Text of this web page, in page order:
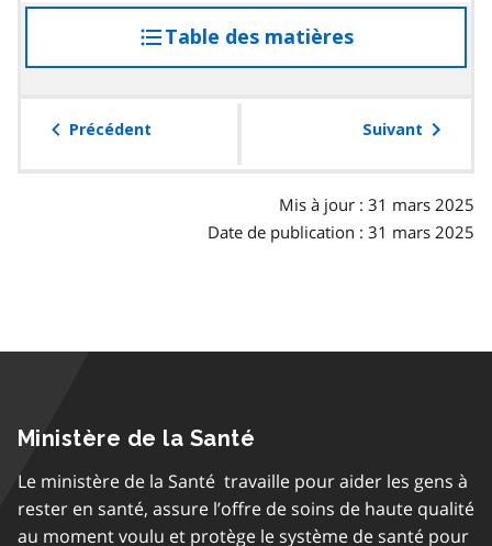
Table des matières
à
table
Précédent Suivant
Mis à jour : 31 mars 2025
Date de publication : 31 mars 2025
Ministère de la Santé
Le ministère de la Santé travaille pour aider les gens à
rester en santé, assure l’offre de soins de haute qualité
au moment voulu et protège le système de santé pour